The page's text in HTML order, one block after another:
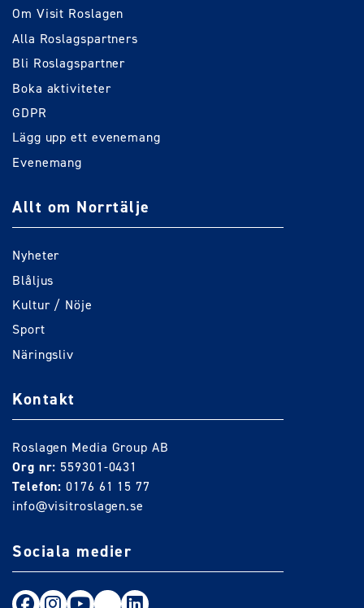
Om Visit Roslagen
Alla Roslagspartners
Bli Roslagspartner
Boka aktiviteter
GDPR
Lägg upp ett evenemang
Evenemang
Allt om Norrtälje
Nyheter
Blåljus
Kultur / Nöje
Sport
Näringsliv
Kontakt
Roslagen Media Group AB
Org nr: 559301-0431
Telefon: 0176 61 15 77
info@visitroslagen.se
Sociala medier